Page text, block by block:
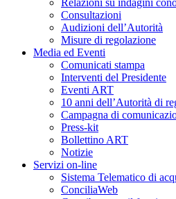
Relazioni su indagini
Consultazioni
Audizioni dell’Autorità
Misure di regolazione
Media ed Eventi
Comunicati stampa
Interventi del Presidente
Eventi ART
10 anni dell’Autorità di
Campagna di
Press-kit
Bollettino ART
Notizie
Servizi on-line
Sistema Telematico di
ConciliaWeb